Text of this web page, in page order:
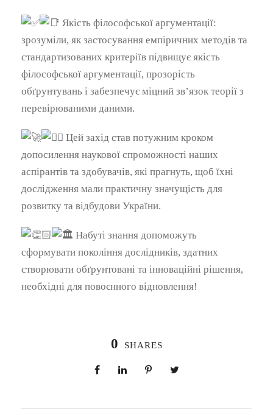
Якість філософської аргументації:
зрозуміли, як застосування емпіричних методів та
стандартизованих критеріїв підвищує якість
філософської аргументації, прозорість
обґрунтувань і забезпечує міцний зв’язок теорії з
перевірюваними даними.
Цей захід став потужним кроком
допосилення наукової спроможності наших
аспірантів та здобувачів, які прагнуть, щоб їхні
дослідження мали практичну значущість для
розвитку та відбудови України.
Набуті знання допоможуть
сформувати покоління дослідників, здатних
створювати обґрунтовані та інноваційні рішення,
необхідні для повоєнного відновлення!
0 SHARES